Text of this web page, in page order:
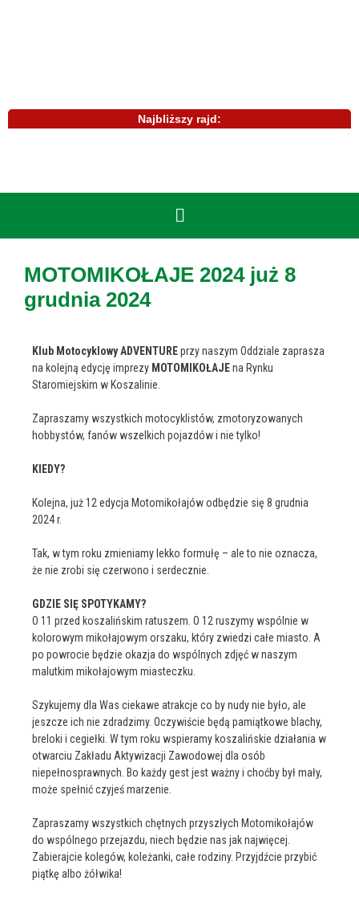
Najbliższy rajd:
MOTOMIKOŁAJE 2024 już 8
grudnia 2024
Klub Motocyklowy ADVENTUREprzy naszym Oddziale zaprasza
na kolejną edycję imprezy MOTOMIKOŁAJEna Rynku
Staromiejskim w Koszalinie.
Zapraszamy wszystkich motocyklistów, zmotoryzowanych
hobbystów, fanów wszelkich pojazdów i nie tylko!
KIEDY?
Kolejna, już 12 edycja Motomikołajów odbędzie się 8 grudnia
2024 r.
Tak, w tym roku zmieniamy lekko formułę – ale to nie oznacza,
że nie zrobi się czerwono i serdecznie.
GDZIE SIĘ SPOTYKAMY?
O 11 przed koszalińskim ratuszem. O 12 ruszymy wspólnie w
kolorowym mikołajowym orszaku, który zwiedzi całe miasto. A
po powrocie będzie okazja do wspólnych zdjęć w naszym
malutkim mikołajowym miasteczku.
Szykujemy dla Was ciekawe atrakcje co by nudy nie było, ale
jeszcze ich nie zdradzimy. Oczywiście będą pamiątkowe blachy,
breloki i cegiełki. W tym roku wspieramy koszalińskie działania w
otwarciu Zakładu Aktywizacji Zawodowej dla osób
niepełnosprawnych. Bo każdy gest jest ważny i choćby był mały,
może spełnić czyjeś marzenie.
Zapraszamy wszystkich chętnych przyszłych Motomikołajów
do wspólnego przejazdu, niech będzie nas jak najwięcej.
Zabierajcie kolegów, koleżanki, całe rodziny. Przyjdźcie przybić
piątkę albo żółwika!